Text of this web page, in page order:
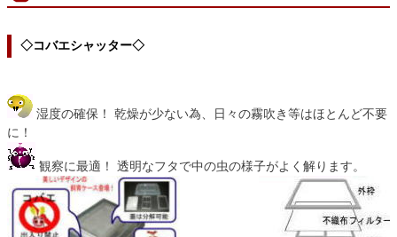
◇コバエシャッター◇
湿度の確保！ 乾燥が少ない為、日々の霧吹き等はほとんど不要
に！
観察に最適！ 透明なフタで中の虫の様子がよく解ります。